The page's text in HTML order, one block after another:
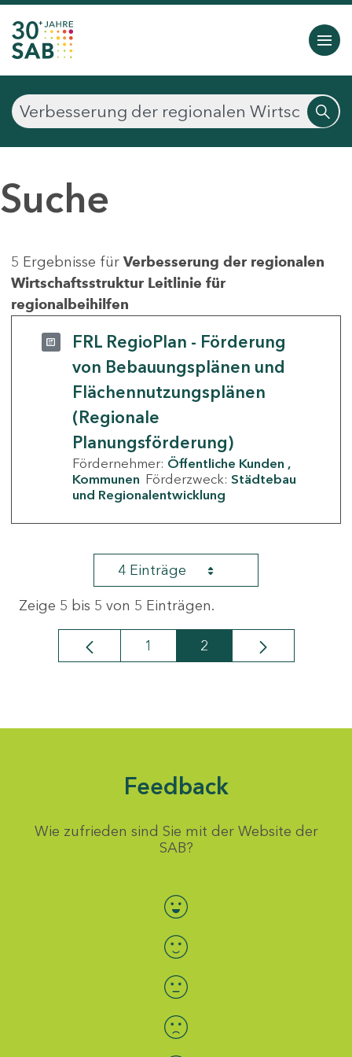
Suche
5 Ergebnisse für Verbesserung der regionalen
Wirtschaftsstruktur Leitlinie für
regionalbeihilfen
FRL RegioPlan - Förderung
von Bebauungsplänen und
Flächennutzungsplänen
(Regionale
Planungsförderung)
Fördernehmer: Öffentliche Kunden
Kommunen Förderzweck: Städtebau
und Regionalentwicklung
4 Einträge
Zeige 5 bis 5 von 5 Einträgen.
Seite
1 Seite
2
Feedback
Wie zufrieden sind Sie mit der Website der
SAB?
Bewertung auswählen